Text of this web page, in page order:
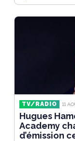
TV/RADIO 11
Hugues
Academy
d’émission